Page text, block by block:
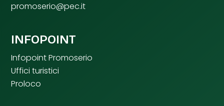
promoserio@pec.it
INFOPOINT
Infopoint Promoserio
Uffici turistici
Proloco